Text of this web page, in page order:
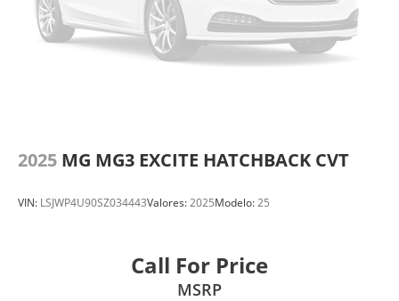
2025 MG MG3 EXCITE HATCHBACK CVT
VIN: LSJWP4U90SZ034443Valores:2025Modelo:25
Call For Price
MSRP